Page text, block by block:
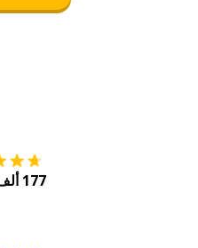
177 ألف تصنيف